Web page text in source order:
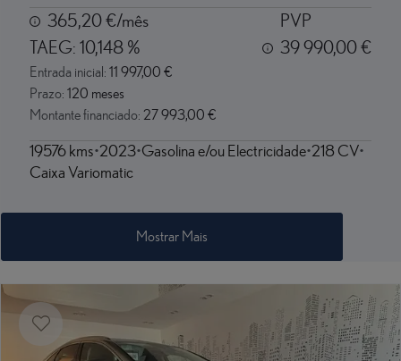
365,20 €/mês
TAEG: 10,148 %
PVP
39 990,00 €
Entrada inicial: 11 997,00 €
Prazo: 120 meses
Montante financiado: 27 993,00 €
19576 kms 2023 Gasolina e/ou Electricidade 218 CV
Caixa Variomatic
Mostrar Mais